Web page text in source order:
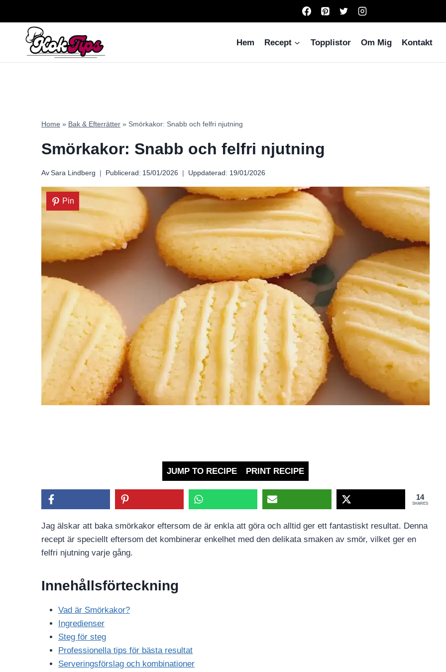
Hem
Recept Topplistor Om Mig Kontakt
Home » Bak & Efterrätter » Smörkakor: Snabb och felfri njutning
Smörkakor: Snabb och felfri njutning
Av Sara Lindberg Publicerad: 15/01/2026 Uppdaterad: 19/01/2026
Pin
JUMP TO RECIPE PRINT RECIPE
14
SHARES
Jag älskar att baka smörkakor eftersom de är enkla att göra och alltid ger ett fantastiskt resultat. Denna
recept är speciellt eftersom det kombinerar enkelhet med den delikata smaken av smör, vilket ger en
felfri njutning varje gång.
Innehållsförteckning
Vad är Smörkakor?
Ingredienser
Steg för steg
Professionella tips för bästa resultat
Serveringsförslag och kombinationer